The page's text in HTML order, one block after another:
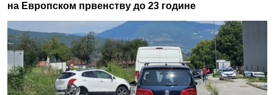
на Европском првенству до 23 године